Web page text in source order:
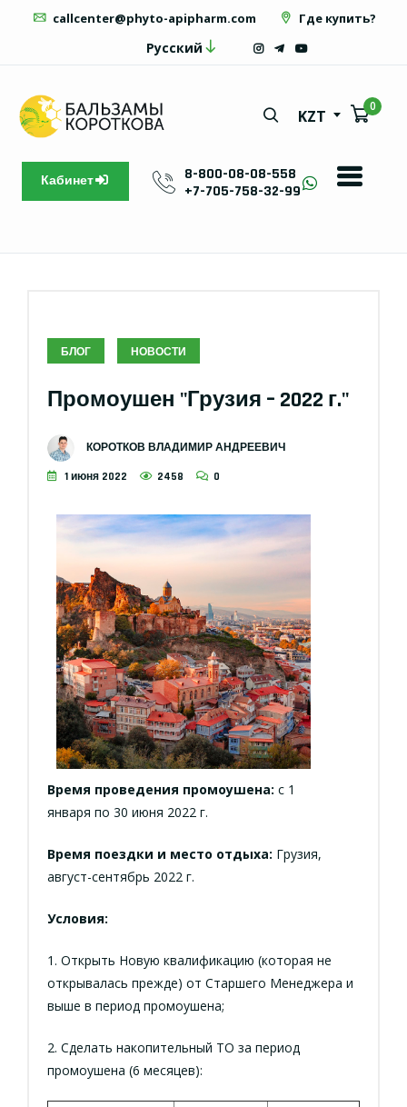
callcenter@phyto-apipharm.com Где купить?
Русский
KZT
0
Кабинет
8-800-08-08-558
+7-705-758-32-99
БЛОГ НОВОСТИ
Промоушен "Грузия – 2022 г."
КОРОТКОВ ВЛАДИМИР АНДРЕЕВИЧ
1 июня 2022 2458 0
Время проведения промоушена: с 1
января по 30 июня 2022 г.
Время поездки и место отдыха: Грузия,
август-сентябрь 2022 г.
Условия:
1. Открыть Новую квалификацию (которая не
открывалась прежде) от Старшего Менеджера и
выше в период промоушена;
2. Сделать накопительный ТО за период
промоушена (6 месяцев):